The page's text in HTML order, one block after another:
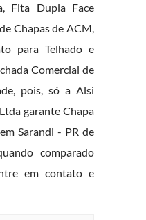
Fita Dupla Face
Chapas de ACM,
para Telhado e
Comercial de
pois, só a Alsi
garante Chapa
Sarandi - PR de
comparado
em contato e